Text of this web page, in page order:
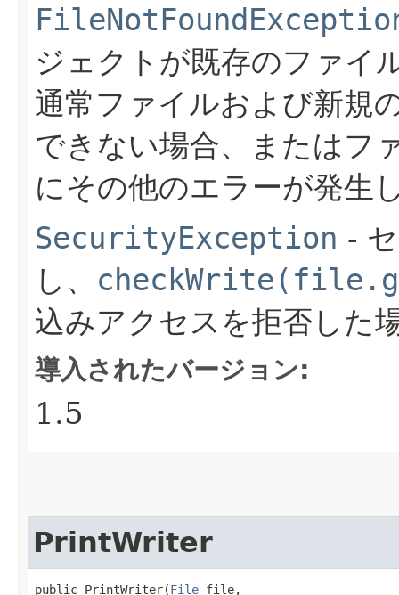
ジェクトが既存のファイ
通常ファイルおよび新規
できない場合、またはフ
にその他のエラーが発生
SecurityException -
し、
込みアクセスを拒否した
導入されたバージョン:
1.5
PrintWriter
public PrintWriter​(File file,